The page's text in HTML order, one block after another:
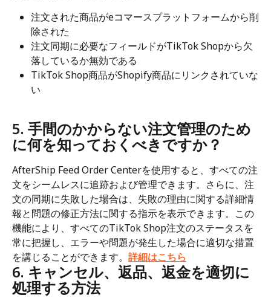
注文された商品がeコマースプラットフォームから削
除された
注文同期に必要なフィールドがTikTok Shopから欠
落しているか無効である
TikTok Shop商品がShopify商品にリンクされていな
い
5. 手間のかからない注文管理のため
に何を知っておくべきですか？
AfterShip Feed Order Centerを使用すると、すべての注
文をシームレスに追跡および管理できます。さらに、注
文の同期に失敗した場合は、失敗の理由に関する詳細情
報と問題の修正方法に関する指示を表示できます。この
機能により、すべてのTikTok Shop注文のステータスを
常に把握し、エラーや問題が発生した場合に適切な措置
を講じることができます。 詳細はこちら
6. キャンセル、返品、返金を適切に
処理する方法